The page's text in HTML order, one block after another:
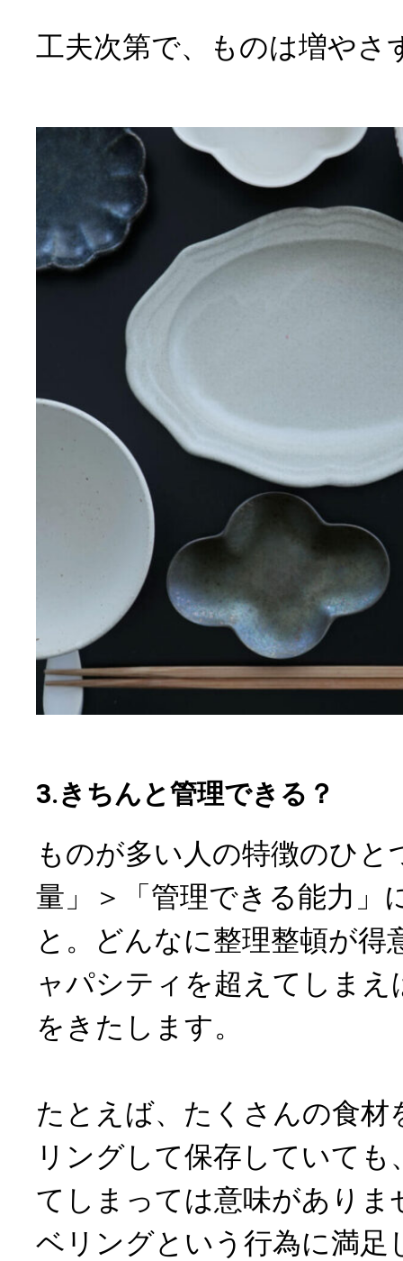
工夫次第で、ものは増やさ
3.きちんと管理できる？
ものが多い人の特徴のひと
量」＞「管理できる能力」
と。どんなに整理整頓が得
ャパシティを超えてしま
をきたします。
たとえば、たくさんの食材
リングして保存していて
てしまっては意味がありま
ベリングという行為に満足